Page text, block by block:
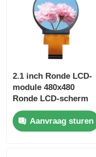
2.1 inch Ronde LCD-
module 480x480
Ronde LCD-scherm
300 Cd/M2 RGB +
SPI-interface
Aanvraag sturen